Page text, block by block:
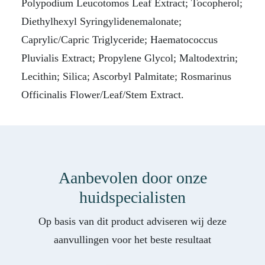
Polypodium Leucotomos Leaf Extract; Tocopherol;
Diethylhexyl Syringylidenemalonate;
Caprylic/Capric Triglyceride; Haematococcus
Pluvialis Extract; Propylene Glycol; Maltodextrin;
Lecithin; Silica; Ascorbyl Palmitate; Rosmarinus
Officinalis Flower/Leaf/Stem Extract.
Aanbevolen door onze
huidspecialisten
Op basis van dit product adviseren wij deze
aanvullingen voor het beste resultaat